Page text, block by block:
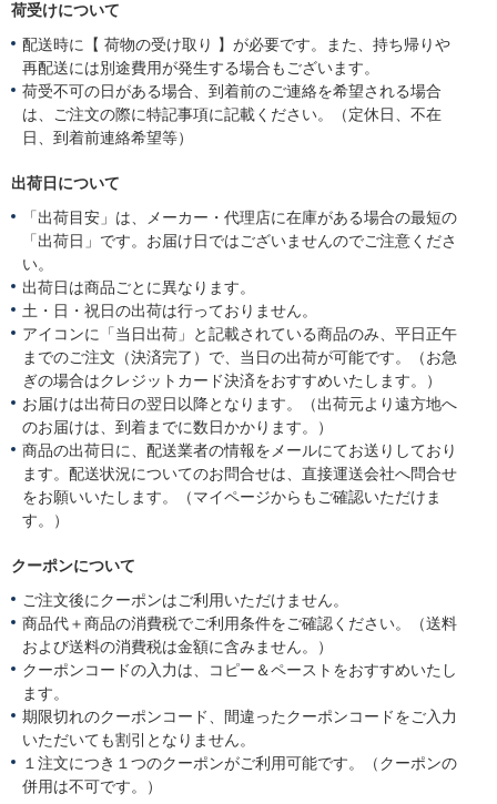
荷受けについて
配送時に【 荷物の受け取り 】が必要です。また、持ち帰りや
再配送には別途費用が発生する場合もございます。
荷受不可の日がある場合、到着前のご連絡を希望される場合
は、ご注文の際に特記事項に記載ください。（定休日、不在
日、到着前連絡希望等）
出荷日について
「出荷目安」は、メーカー・代理店に在庫がある場合の最短の
「出荷日」です。お届け日ではございませんのでご注意くださ
い。
出荷日は商品ごとに異なります。
土・日・祝日の出荷は行っておりません。
アイコンに「当日出荷」と記載されている商品のみ、平日正午
までのご注文（決済完了）で、当日の出荷が可能です。（お急
ぎの場合はクレジットカード決済をおすすめいたします。）
お届けは出荷日の翌日以降となります。（出荷元より遠方地へ
のお届けは、到着までに数日かかります。）
商品の出荷日に、配送業者の情報をメールにてお送りしており
ます。配送状況についてのお問合せは、直接運送会社へ問合せ
をお願いいたします。（マイページからもご確認いただけま
す。）
クーポンについて
ご注文後にクーポンはご利用いただけません。
商品代＋商品の消費税でご利用条件をご確認ください。（送料
および送料の消費税は金額に含みません。）
クーポンコードの入力は、コピー＆ペーストをおすすめいたし
ます。
期限切れのクーポンコード、間違ったクーポンコードをご入力
いただいても割引となりません。
１注文につき１つのクーポンがご利用可能です。（クーポンの
併用は不可です。）